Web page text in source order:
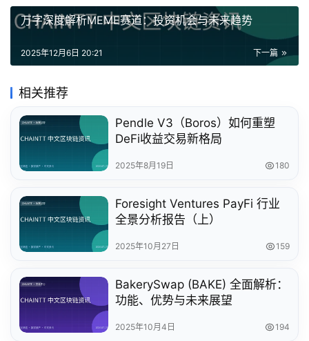
万字深度解析MEME赛道：投资机会与未来趋势
下一篇
2025年12月6日 20:21
相关推荐
Pendle V3（Boros）如何重塑
DeFi收益交易新格局
2025年8月19日 180
Foresight Ventures PayFi 行业
全景分析报告（上）
2025年10月27日 159
BakerySwap (BAKE) 全面解析：
功能、优势与未来展望
2025年10月4日 194